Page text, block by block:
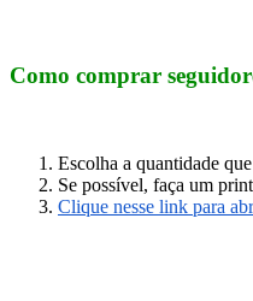
Como comprar
Escolha a quantidade
Se possível, faça um
Clique nesse link para